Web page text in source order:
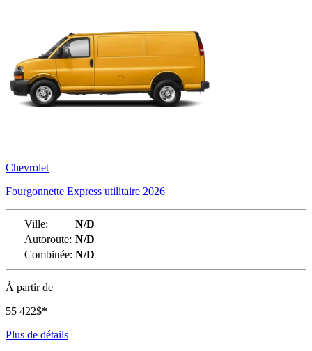
Chevrolet
Fourgonnette Express utilitaire 2026
Ville:
N/D
Autoroute: N/D
Combinée: N/D
À partir de
55 422$*
Plus de détails